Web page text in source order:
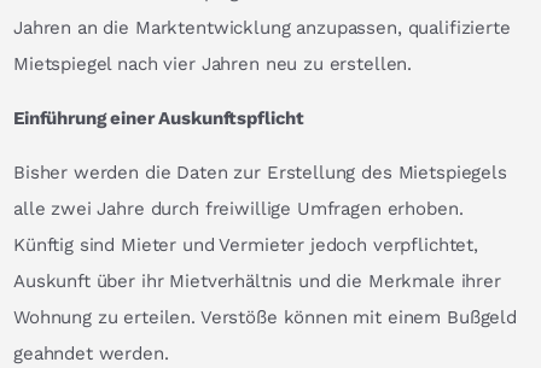
Jahren an die Marktentwicklung anzupassen, qualifizierte
Mietspiegel nach vier Jahren neu zu erstellen.
Einführung einer Auskunftspflicht
Bisher werden die Daten zur Erstellung des Mietspiegels
alle zwei Jahre durch freiwillige Umfragen erhoben.
Künftig sind Mieter und Vermieter jedoch verpflichtet,
Auskunft über ihr Mietverhältnis und die Merkmale ihrer
Wohnung zu erteilen. Verstöße können mit einem Bußgeld
geahndet werden.